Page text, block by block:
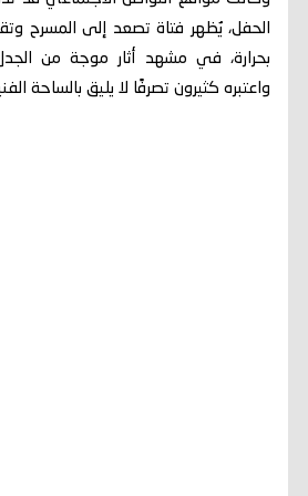
الحفل، يُظهر فتاة تصعد إلى المسرح
بحرارة، في مشهد أثار موجة من الجدل
واعتبره كثيرون تصرفًا لا يليق بالساحة